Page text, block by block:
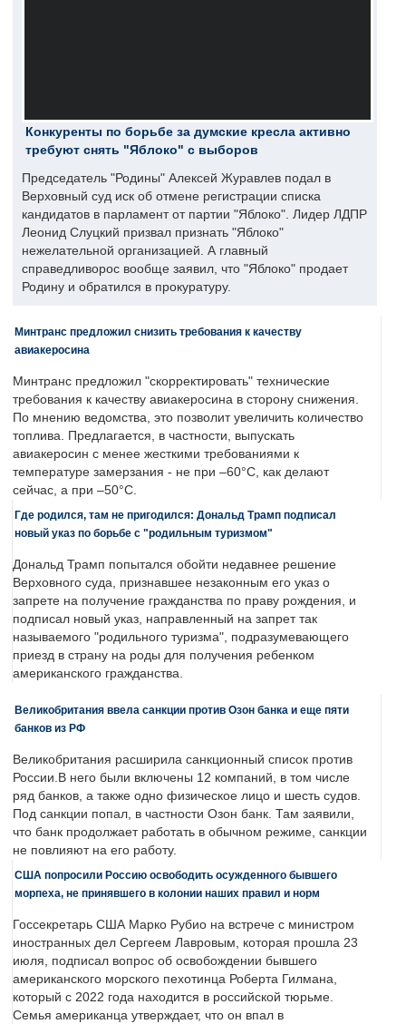
Конкуренты по борьбе за думские кресла активно
требуют снять "Яблоко" с выборов
Председатель "Родины" Алексей Журавлев подал в
Верховный суд иск об отмене регистрации списка
кандидатов в парламент от партии "Яблоко". Лидер ЛДПР
Леонид Слуцкий призвал признать "Яблоко"
нежелательной организацией. А главный
справедливорос вообще заявил, что "Яблоко" продает
Родину и обратился в прокуратуру.
Минтранс предложил снизить требования к качеству
авиакеросина
Минтранс предложил "скорректировать" технические
требования к качеству авиакеросина в сторону снижения.
По мнению ведомства, это позволит увеличить количество
топлива. Предлагается, в частности, выпускать
авиакеросин с менее жесткими требованиями к
температуре замерзания - не при –60°C, как делают
сейчас, а при –50°C.
Где родился, там не пригодился: Дональд Трамп подписал
новый указ по борьбе с "родильным туризмом"
Дональд Трамп попытался обойти недавнее решение
Верховного суда, признавшее незаконным его указ о
запрете на получение гражданства по праву рождения, и
подписал новый указ, направленный на запрет так
называемого "родильного туризма", подразумевающего
приезд в страну на роды для получения ребенком
американского гражданства.
Великобритания ввела санкции против Озон банка и еще пяти
банков из РФ
Великобритания расширила санкционный список против
России.В него были включены 12 компаний, в том числе
ряд банков, а также одно физическое лицо и шесть судов.
Под санкции попал, в частности Озон банк. Там заявили,
что банк продолжает работать в обычном режиме, санкции
не повлияют на его работу.
США попросили Россию освободить осужденного бывшего
морпеха, не принявшего в колонии наших правил и норм
Госсекретарь США Марко Рубио на встрече с министром
иностранных дел Сергеем Лавровым, которая прошла 23
июля, подписал вопрос об освобождении бывшего
американского морского пехотинца Роберта Гилмана,
который с 2022 года находится в российской тюрьме.
Семья американца утверждает, что он впал в